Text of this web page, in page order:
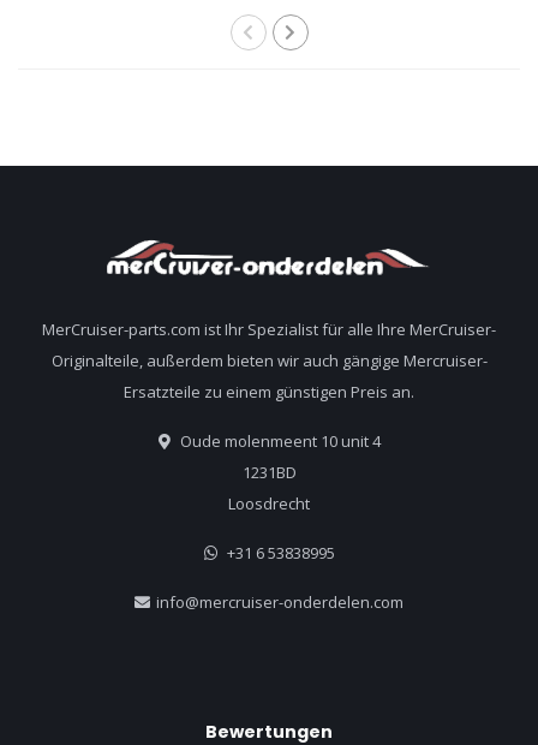
MerCruiser-parts.com ist Ihr Spezialist für alle Ihre MerCruiser-
Originalteile, außerdem bieten wir auch gängige Mercruiser-
Ersatzteile zu einem günstigen Preis an.
Oude molenmeent 10 unit 4
1231BD
Loosdrecht
+31 6 53838995
info@mercruiser-onderdelen.com
Bewertungen